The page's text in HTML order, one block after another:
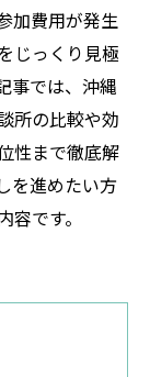
加費用が発生
じっくり見極
事では、沖縄
所の比較や効
性まで徹底解
を進めたい方
です。